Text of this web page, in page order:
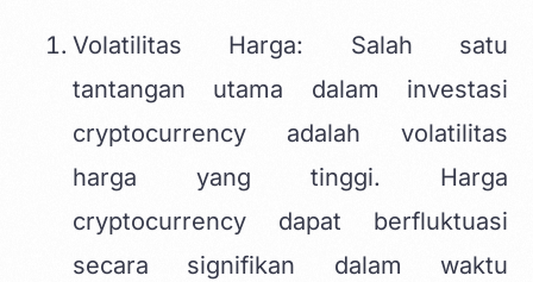
Volatilitas Harga: Salah satu
tantangan utama dalam investasi
cryptocurrency adalah volatilitas
harga yang tinggi. Harga
cryptocurrency dapat berfluktuasi
secara signifikan dalam waktu